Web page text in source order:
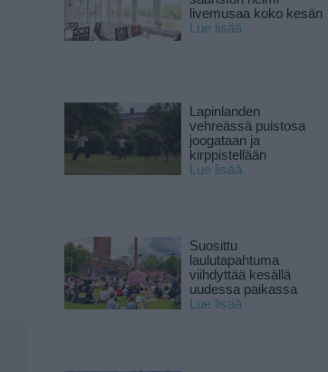
livemusaa koko kesän
Lue lisää
Lapinlanden
vehreässä puistosa
joogataan ja
kirppistellään
Lue lisää
Suosittu
laulutapahtuma
viihdyttää kesällä
uudessa paikassa
Lue lisää